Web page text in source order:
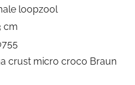
loopzool
cm
crust micro croco Braun